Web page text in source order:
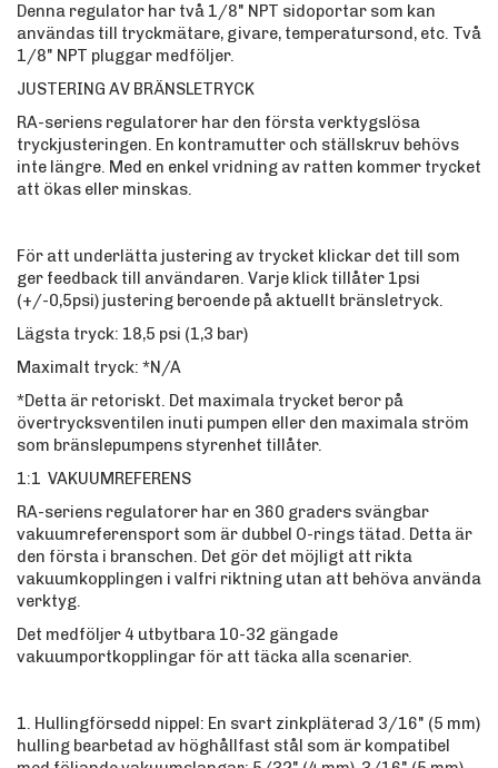
Denna regulator har två 1/8" NPT sidoportar som kan
användas till tryckmätare, givare, temperatursond, etc. Två
1/8" NPT pluggar medföljer.
JUSTERING AV BRÄNSLETRYCK
RA-seriens regulatorer har den första verktygslösa
tryckjusteringen. En kontramutter och ställskruv behövs
inte längre. Med en enkel vridning av ratten kommer trycket
att ökas eller minskas.
För att underlätta justering av trycket klickar det till som
ger feedback till användaren. Varje klick tillåter 1psi
(+/-0,5psi) justering beroende på aktuellt bränsletryck.
Lägsta tryck: 18,5 psi (1,3 bar)
Maximalt tryck: *N/A
*Detta är retoriskt. Det maximala trycket beror på
övertrycksventilen inuti pumpen eller den maximala ström
som bränslepumpens styrenhet tillåter.
1:1 VAKUUMREFERENS
RA-seriens regulatorer har en 360 graders svängbar
vakuumreferensport som är dubbel O-rings tätad. Detta är
den första i branschen. Det gör det möjligt att rikta
vakuumkopplingen i valfri riktning utan att behöva använda
verktyg.
Det medföljer 4 utbytbara 10-32 gängade
vakuumportkopplingar för att täcka alla scenarier.
1. Hullingförsedd nippel: En svart zinkpläterad 3/16" (5 mm)
hulling bearbetad av höghållfast stål som är kompatibel